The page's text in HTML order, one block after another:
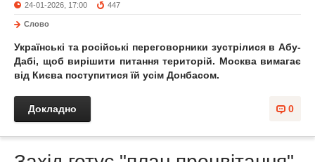
24-01-2026, 17:00 447
Слово
Українські та російські переговорники зустрілися в Абу-
Дабі, щоб вирішити питання територій. Москва вимагає
від Києва поступитися їй усім Донбасом.
0
Докладно